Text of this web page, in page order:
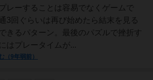
レーすることは容易でなくゲームで
3回ぐらいは再び始めたら結末を見る
きるパターン。最後のパズルで挫折す
はプレータイムが...
（9年弱前）